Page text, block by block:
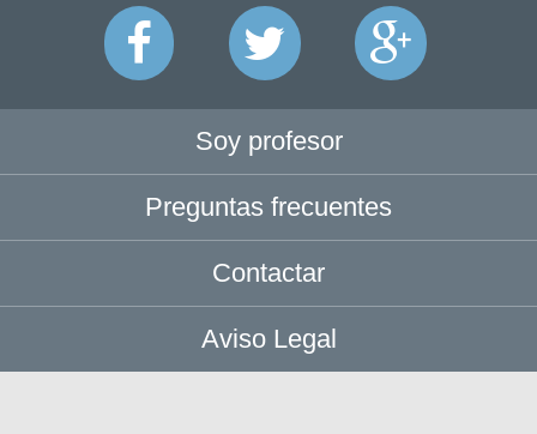
Soy profesor
Preguntas frecuentes
Contactar
Aviso Legal